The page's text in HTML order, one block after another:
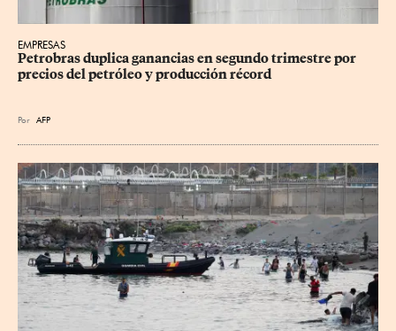
EMPRESAS
Petrobras duplica ganancias en segundo trimestre por
precios del petróleo y producción récord
Por AFP